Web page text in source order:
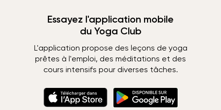
Essayez l'application mobile
du Yoga Club
L'application propose des leçons de yoga
prêtes à l'emploi, des méditations et des
cours intensifs pour diverses tâches.